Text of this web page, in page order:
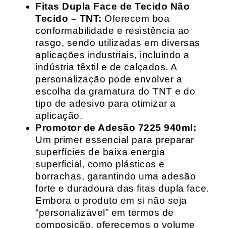
Fitas Dupla Face de Tecido Não
Tecido – TNT: Oferecem boa
conformabilidade e resistência ao
rasgo, sendo utilizadas em diversas
aplicações industriais, incluindo a
indústria têxtil e de calçados. A
personalização pode envolver a
escolha da gramatura do TNT e do
tipo de adesivo para otimizar a
aplicação.
Promotor de Adesão 7225 940ml:
Um primer essencial para preparar
superfícies de baixa energia
superficial, como plásticos e
borrachas, garantindo uma adesão
forte e duradoura das fitas dupla face.
Embora o produto em si não seja
“personalizável” em termos de
composição, oferecemos o volume